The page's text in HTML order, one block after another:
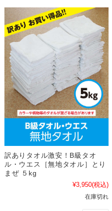
訳ありタオル激安！B級タオ
ル・ウエス［無地タオル］とり
まぜ ５kg
¥3,950(税込)
在庫切れ